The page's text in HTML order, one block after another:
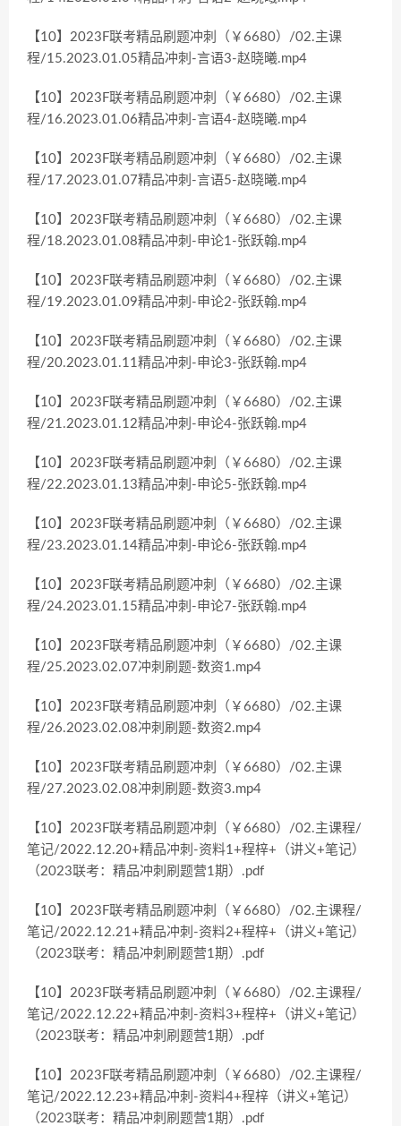
【10】2023F联考精品刷题冲刺（￥6680）/02.主课
程/15.2023.01.05精品冲刺-言语3-赵晓曦.mp4
【10】2023F联考精品刷题冲刺（￥6680）/02.主课
程/16.2023.01.06精品冲刺-言语4-赵晓曦.mp4
【10】2023F联考精品刷题冲刺（￥6680）/02.主课
程/17.2023.01.07精品冲刺-言语5-赵晓曦.mp4
【10】2023F联考精品刷题冲刺（￥6680）/02.主课
程/18.2023.01.08精品冲刺-申论1-张跃翰.mp4
【10】2023F联考精品刷题冲刺（￥6680）/02.主课
程/19.2023.01.09精品冲刺-申论2-张跃翰.mp4
【10】2023F联考精品刷题冲刺（￥6680）/02.主课
程/20.2023.01.11精品冲刺-申论3-张跃翰.mp4
【10】2023F联考精品刷题冲刺（￥6680）/02.主课
程/21.2023.01.12精品冲刺-申论4-张跃翰.mp4
【10】2023F联考精品刷题冲刺（￥6680）/02.主课
程/22.2023.01.13精品冲刺-申论5-张跃翰.mp4
【10】2023F联考精品刷题冲刺（￥6680）/02.主课
程/23.2023.01.14精品冲刺-申论6-张跃翰.mp4
【10】2023F联考精品刷题冲刺（￥6680）/02.主课
程/24.2023.01.15精品冲刺-申论7-张跃翰.mp4
【10】2023F联考精品刷题冲刺（￥6680）/02.主课
程/25.2023.02.07冲刺刷题-数资1.mp4
【10】2023F联考精品刷题冲刺（￥6680）/02.主课
程/26.2023.02.08冲刺刷题-数资2.mp4
【10】2023F联考精品刷题冲刺（￥6680）/02.主课
程/27.2023.02.08冲刺刷题-数资3.mp4
【10】2023F联考精品刷题冲刺（￥6680）/02.主课程/
笔记/2022.12.20+精品冲刺-资料1+程梓+（讲义+笔记）
（2023联考：精品冲刺刷题营1期）.pdf
【10】2023F联考精品刷题冲刺（￥6680）/02.主课程/
笔记/2022.12.21+精品冲刺-资料2+程梓+（讲义+笔记）
（2023联考：精品冲刺刷题营1期）.pdf
【10】2023F联考精品刷题冲刺（￥6680）/02.主课程/
笔记/2022.12.22+精品冲刺-资料3+程梓+（讲义+笔记）
（2023联考：精品冲刺刷题营1期）.pdf
【10】2023F联考精品刷题冲刺（￥6680）/02.主课程/
笔记/2022.12.23+精品冲刺-资料4+程梓（讲义+笔记）
（2023联考：精品冲刺刷题营1期）.pdf